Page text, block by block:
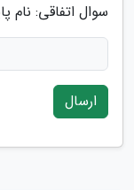
سوال اتفاقی:
ارسال